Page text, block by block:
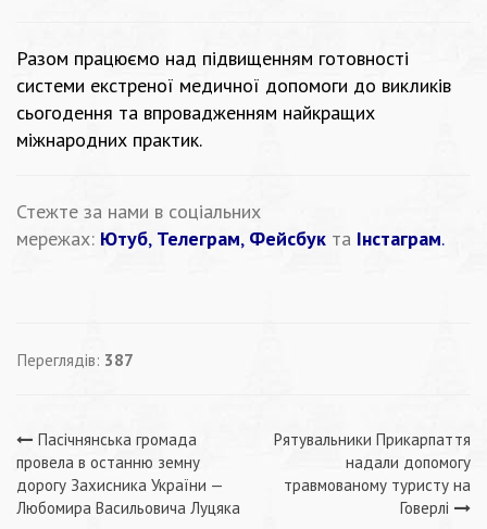
Разом працюємо над підвищенням готовності
системи екстреної медичної допомоги до викликів
сьогодення та впровадженням найкращих
міжнародних практик.
Стежте за нами в соціальних
мережах: Ютуб, Телеграм, Фейсбук та Інстаграм.
Переглядів: 387
Навігація
записів
Пасічнянська громада
провела в останню земну
дорогу Захисника України —
Любомира Васильовича Луцяка
Рятувальники Прикарпаття
надали допомогу
травмованому туристу на
Говерлі